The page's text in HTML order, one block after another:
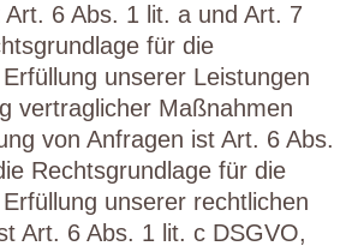
Art. 6 Abs. 1 lit. a und Art. 7
für die
unserer Leistungen
vertraglicher Maßnahmen
von Anfragen ist Art. 6 Abs.
Rechtsgrundlage für die
unserer rechtlichen
Art. 6 Abs. 1 lit. c DSGVO,